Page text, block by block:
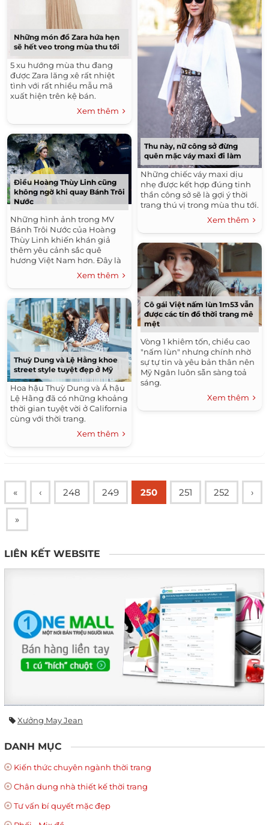
Những món đồ Zara hứa hẹn
sẽ hết veo trong mùa thu tới
5 xu hướng mùa thu đang
được Zara lăng xê rất nhiệt
tình với rất nhiều mẫu mã
xuất hiện trên kệ bán.
Xem thêm
Điều Hoàng Thùy Linh cũng
không ngờ khi quay Bánh Trôi
Nước
Những hình ảnh trong MV
Bánh Trôi Nước của Hoàng
Thùy Linh khiến khán giả
thêm yêu cảnh sắc quê
hương Việt Nam hơn. Đây là
điều khiến Hoàng Thùy Linh
khá bất ngờ nhưng cũng rất
đỗi tự hào vì những điều mà
MV của cô đã làm được.
Xem thêm
Thuỳ Dung và Lệ Hằng khoe
street style tuyệt đẹp ở Mỹ
Hoa hậu Thuỳ Dung và Á hậu
Lệ Hằng đã có những khoảng
thời gian tuyệt vời ở California
cùng với thời trang.
Xem thêm
Thu này, nữ công sở đừng
quên mặc váy maxi đi làm
Những chiếc váy maxi dịu
nhẹ được kết hợp đúng tinh
thần công sở sẽ là gợi ý thời
trang thú vị trong mùa thu tới.
Xem thêm
Cô gái Việt nấm lùn 1m53 vẫn
được các tín đồ thời trang mê
mệt
Vòng 1 khiêm tốn, chiều cao
"nấm lùn" nhưng chính nhờ
sự tự tin và yêu bản thân nên
Mỹ Ngân luôn sẵn sàng toả
sáng.
Xem thêm
« ‹ 248 249 250 251 252 ›
»
LIÊN KẾT WEBSITE
Xưởng May Jean
DANH MỤC
Kiến thức chuyên ngành thời trang
Chân dung nhà thiết kế thời trang
Tư vấn bí quyết mặc đẹp